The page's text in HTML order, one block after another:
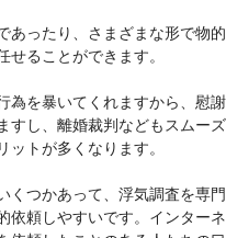
あったり、さまざまな形で物的
ることができます。
為を暴いてくれますから、慰謝
すし、離婚裁判などもスムーズ
トが多くなります。
くつかあって、浮気調査を専門
依頼しやすいです。インターネ